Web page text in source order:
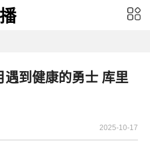
遇到健康的勇士 库里
2025-10-17